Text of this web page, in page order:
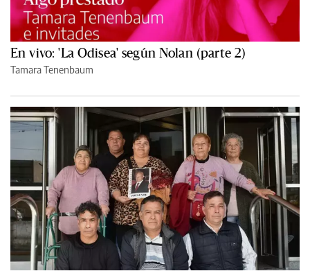
En vivo: 'La Odisea' según Nolan (parte 2)
Tamara Tenenbaum